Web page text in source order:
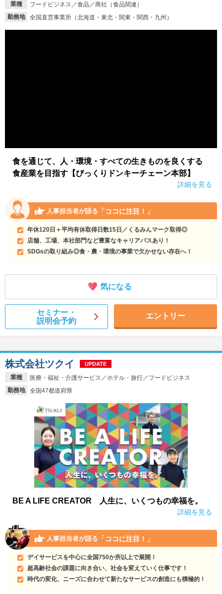
業種
フードビジネス／食品／商社（食品関連）
勤務地
全国直営事業所（北海道・東北・関東・関西・九州）
食を通じて、人・環境・すべての生きものを良くする
食産業を目指す【びっくりドンキーチェーン本部】
詳細を見る
人事担当者が語る 「ココに注目！」
年休120日＋平均有休取得日数15日／くるみんマーク取得◎
店舗、工場、本社部門など豊富なキャリアパスあり！
SDGsの取り組み◎食・農・環境の事業で欠かせない存在へ！
気になる
セミナー・
説明会予約
エントリー
業種
医療・福祉・介護サービス／ホテル・旅行／フードビジネス
勤務地
全国47都道府県
株式会社ツクイ UPDATE
BE A LIFE CREATOR 人生に、いくつもの幸福を。
詳細を見る
人事担当者が語る 「ココに注目！」
デイサービスを中心に全国750か所以上で展開！
超高齢社会の課題に向き合い、社会を変えていく仕事です！
時代の変化、ニーズに合わせて新たなサービスの創造にも積極的！